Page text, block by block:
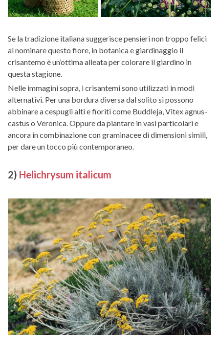
Se la tradizione italiana suggerisce pensieri non troppo felici
al nominare questo fiore, in botanica e giardinaggio il
crisantemo è un’ottima alleata per colorare il giardino in
questa stagione.
Nelle immagini sopra, i crisantemi sono utilizzati in modi
alternativi. Per una bordura diversa dal solito si possono
abbinare a cespugli alti e fioriti come Buddleja, Vitex agnus-
castus o Veronica. Oppure da piantare in vasi particolari e
ancora in combinazione con graminacee di dimensioni simili,
per dare un tocco più contemporaneo.
2) Helichrysum italicum